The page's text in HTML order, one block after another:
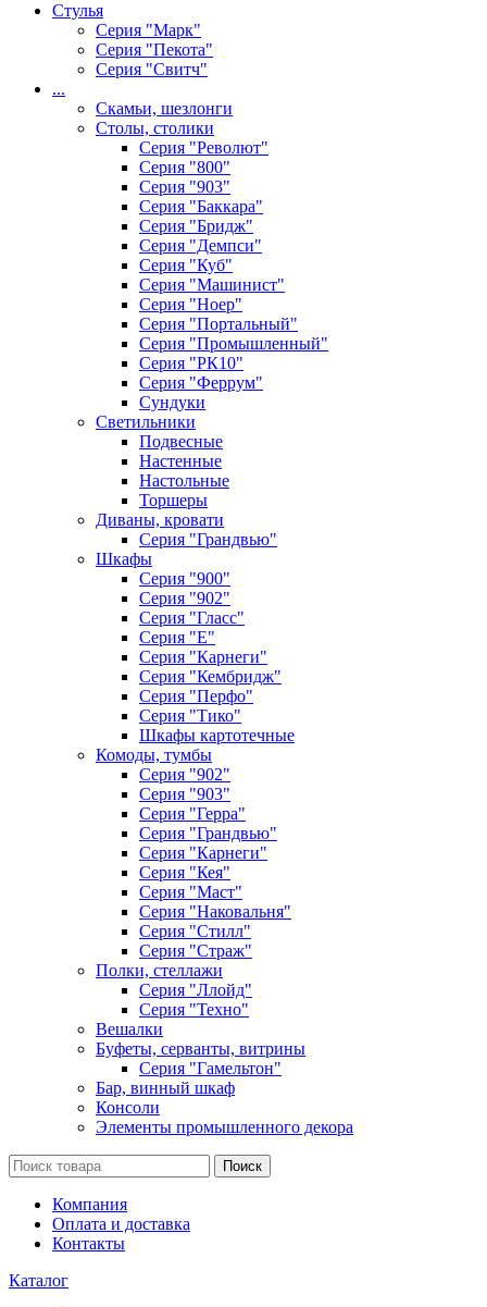
Стулья
Серия "Марк"
Серия "Пекота"
Серия "Свитч"
...
Скамьи, шезлонги
Столы, столики
Серия "Револют"
Серия "800"
Серия "903"
Серия "Баккара"
Серия "Бридж"
Серия "Демпси"
Серия "Куб"
Серия "Машинист"
Серия "Ноер"
Серия "Портальный"
Серия "Промышленный"
Серия "РК10"
Серия "Феррум"
Сундуки
Светильники
Подвесные
Настенные
Настольные
Торшеры
Диваны, кровати
Серия "Грандвью"
Шкафы
Серия "900"
Серия "902"
Серия "Гласс"
Серия "Е"
Серия "Карнеги"
Серия "Кембридж"
Серия "Перфо"
Серия "Тико"
Шкафы картотечные
Комоды, тумбы
Серия "902"
Серия "903"
Серия "Герра"
Серия "Грандвью"
Серия "Карнеги"
Серия "Кея"
Серия "Маст"
Серия "Наковальня"
Серия "Стилл"
Серия "Страж"
Полки, стеллажи
Серия "Ллойд"
Серия "Техно"
Вешалки
Буфеты, серванты, витрины
Серия "Гамельтон"
Бар, винный шкаф
Консоли
Элементы промышленного декора
Поиск
Компания
Оплата и доставка
Контакты
Каталог